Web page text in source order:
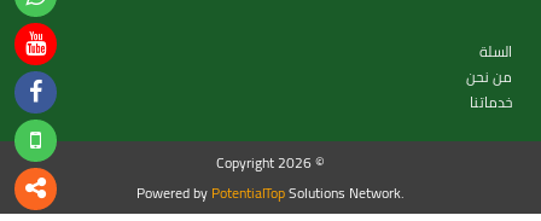
السلة
من نحن
خدماتنا
Copyright 2026 ©
Powered byPotentialTopSolutions Network.